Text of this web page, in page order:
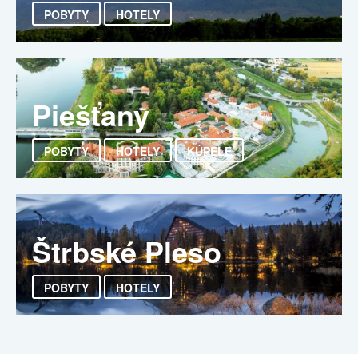
POBYTY HOTELY
Piešťany
POBYTY HOTELY KÚPELE
Štrbské Pleso
POBYTY HOTELY